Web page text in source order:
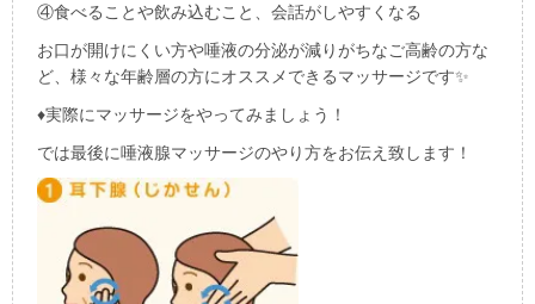
④食べることや飲み込むこと、会話がしやすくなる
お口が開けにくい方や唾液の分泌が減りがちなご高齢の方な
ど、様々な年齢層の方にオススメできるマッサージです✨
♦実際にマッサージをやってみましょう！
では最後に唾液腺マッサージのやり方をお伝え致します！